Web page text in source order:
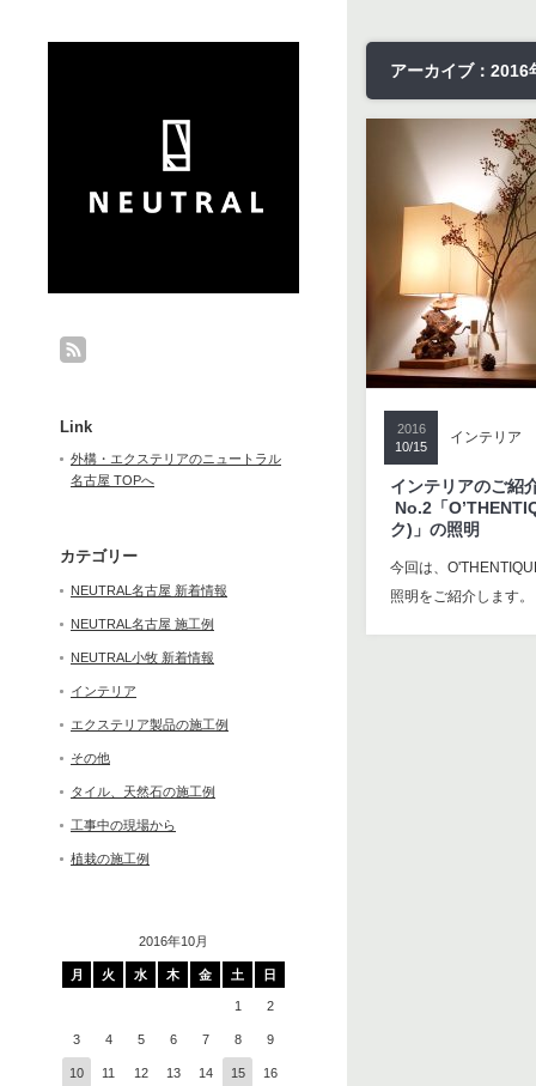
Link
外構・エクステリアのニュートラル
名古屋 TOPへ
カテゴリー
NEUTRAL名古屋 新着情報
NEUTRAL名古屋 施工例
NEUTRAL小牧 新着情報
インテリア
エクステリア製品の施工例
その他
タイル、天然石の施工例
工事中の現場から
植栽の施工例
2016年10月
月 火 水 木 金 土 日
1 2
3 4 5 6 7 8 9
10 11 12 13 14 15 16
アーカイブ：2016
2016
10/15
インテリア
インテリアのご紹
No.2「
ク)」の照明
今回は、
照明をご紹介しま